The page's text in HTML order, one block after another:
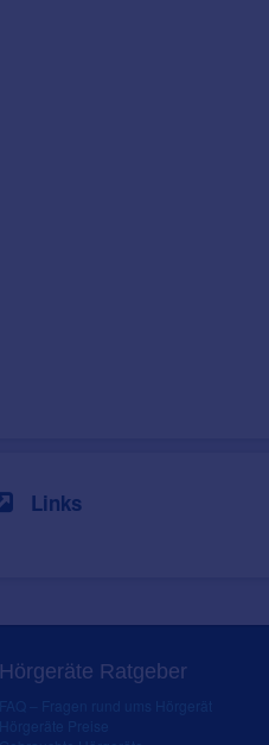
Links
Hörgeräte Ratgeber